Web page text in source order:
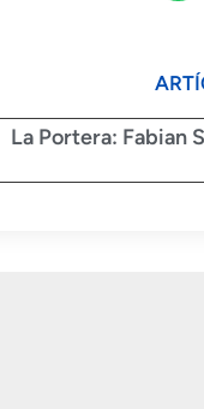
La Portera: Fabian